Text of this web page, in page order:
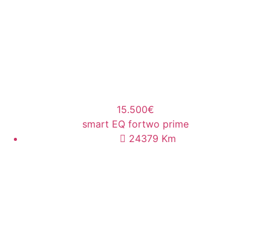
15.500€
smart EQ fortwo prime
24379 Km